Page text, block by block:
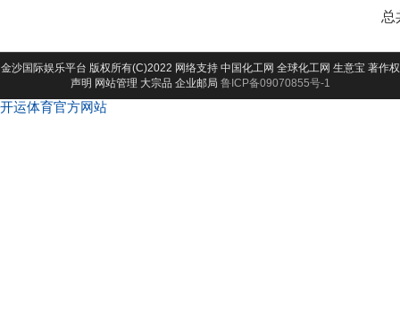
总
金沙国际娱乐平台 版权所有(C)2022 网络支持 中国化工网 全球化工网 生意宝 著作权
声明 网站管理 大宗品 企业邮局 鲁ICP备09070855号-1
开运体育官方网站